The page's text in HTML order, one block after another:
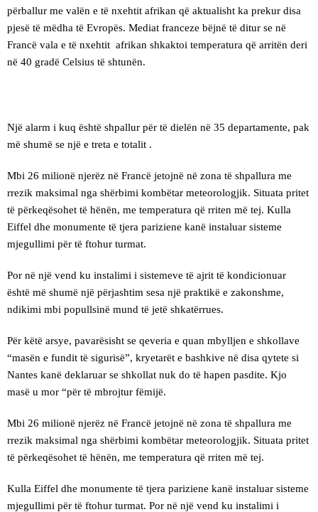
përballur me valën e të nxehtit afrikan që aktualisht ka prekur disa
pjesë të mëdha të Evropës. Mediat franceze bëjnë të ditur se në
Francë vala e të nxehtit afrikan shkaktoi temperatura që arritën deri
në 40 gradë Celsius të shtunën.
Një alarm i kuq është shpallur për të dielën në 35 departamente, pak
më shumë se një e treta e totalit .
Mbi 26 milionë njerëz në Francë jetojnë në zona të shpallura me
rrezik maksimal nga shërbimi kombëtar meteorologjik. Situata pritet
të përkeqësohet të hënën, me temperatura që rriten më tej. Kulla
Eiffel dhe monumente të tjera pariziene kanë instaluar sisteme
mjegullimi për të ftohur turmat.
Por në një vend ku instalimi i sistemeve të ajrit të kondicionuar
është më shumë një përjashtim sesa një praktikë e zakonshme,
ndikimi mbi popullsinë mund të jetë shkatërrues.
Për këtë arsye, pavarësisht se qeveria e quan mbylljen e shkollave
“masën e fundit të sigurisë”, kryetarët e bashkive në disa qytete si
Nantes kanë deklaruar se shkollat ​​nuk do të hapen pasdite. Kjo
masë u mor “për të mbrojtur fëmijë.
Mbi 26 milionë njerëz në Francë jetojnë në zona të shpallura me
rrezik maksimal nga shërbimi kombëtar meteorologjik. Situata pritet
të përkeqësohet të hënën, me temperatura që rriten më tej.
Kulla Eiffel dhe monumente të tjera pariziene kanë instaluar sisteme
mjegullimi për të ftohur turmat. Por në një vend ku instalimi i